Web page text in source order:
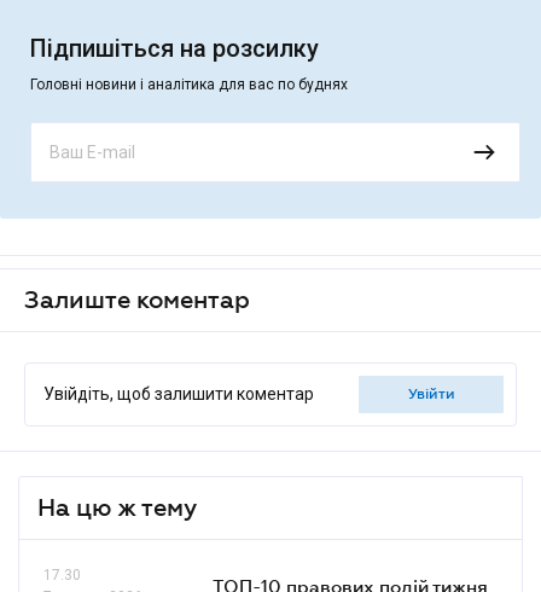
Підпишіться на розсилку
Головні новини і аналітика для вас по буднях
Залиште коментар
Увійдіть, щоб залишити коментар увійти
На цю ж тему
17.30
ТОП-10 правових подій тижня